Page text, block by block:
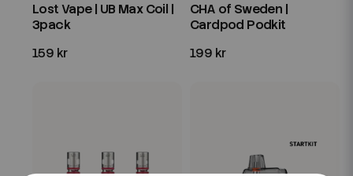
Lost Vape | UB Max Coil |
3pack
159 kr
CHA of Sweden |
Cardpod Podkit
199 kr